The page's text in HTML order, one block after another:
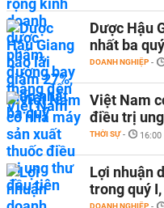
Dược Hậu
nhất ba quý
DOANH NGHIỆP -
Việt Nam
điều trị
THỜI SỰ -
Lợi nhuận
trong quý
DOANH NGHIỆP